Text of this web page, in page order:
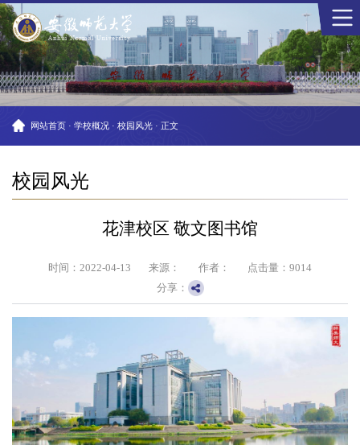
网站首页 · 学校概况 · 校园风光 · 正文
校园风光
花津校区 敬文图书馆
时间：2022-04-13 来源： 作者： 点击量：9014
分享：